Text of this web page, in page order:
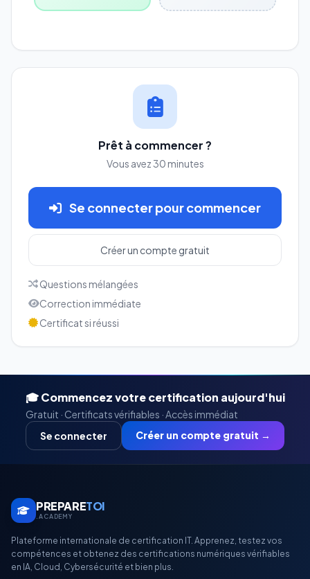
Prêt à commencer ?
Vous avez 30 minutes
Se connecter pour commencer
Créer un compte gratuit
Questions mélangées
Correction immédiate
Certificat si réussi
🎓 Commencez votre certification aujourd'hui
Gratuit · Certificats vérifiables · Accès immédiat
Se connecter
Créer un compte gratuit →
PREPARETOI
.ACADEMY
Plateforme internationale de certification IT. Apprenez, testez vos
compétences et obtenez des certifications numériques vérifiables
en IA, Cloud, Cybersécurité et bien plus.